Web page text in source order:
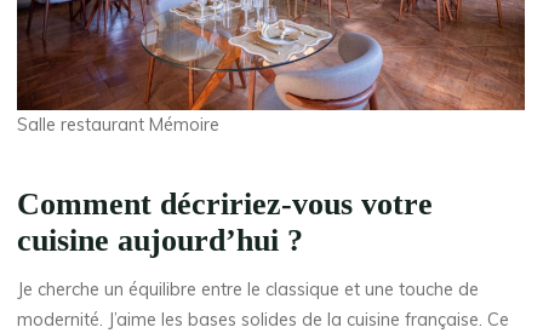
Salle restaurant Mémoire
Comment décririez-vous votre
cuisine aujourd’hui ?
Je cherche un équilibre entre le classique et une touche de
modernité. J’aime les bases solides de la cuisine française. Ce